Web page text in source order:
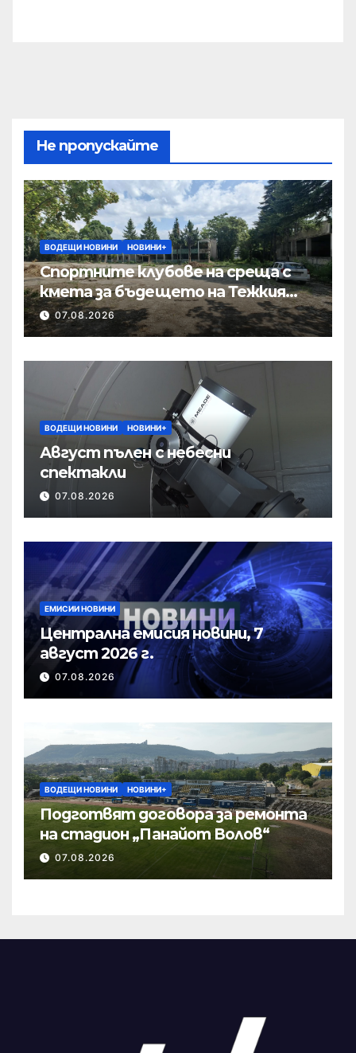
Не пропускайте
ВОДЕЩИ НОВИНИ НОВИНИ+
Спортните клубове на среща с
кмета за бъдещето на Тежкия
полк
07.08.2026
ВОДЕЩИ НОВИНИ НОВИНИ+
Август пълен с небесни
спектакли
07.08.2026
ЕМИСИИ НОВИНИ
Централна емисия новини, 7
август 2026 г.
07.08.2026
ВОДЕЩИ НОВИНИ НОВИНИ+
Подготвят договора за ремонта
на стадион „Панайот Волов“
07.08.2026